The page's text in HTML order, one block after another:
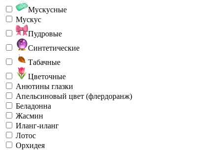
Мускусные
Мускус
Пудровые
Синтетические
Табачные
Цветочные
Анютины глазки
Апельсиновый цвет (флердоранж)
Беладонна
Жасмин
Иланг-иланг
Лотос
Орхидея